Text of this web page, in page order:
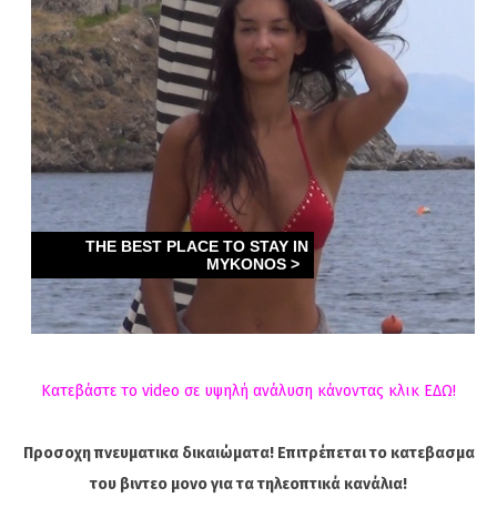
Κατεβάστε το video σε υψηλή ανάλυση κάνοντας κλικ ΕΔΩ!
Προσοχη πνευματικα δικαιώματα! Επιτρέπεται το κατεβασμα
του βιντεο μονο για τα τηλεοπτικά κανάλια!